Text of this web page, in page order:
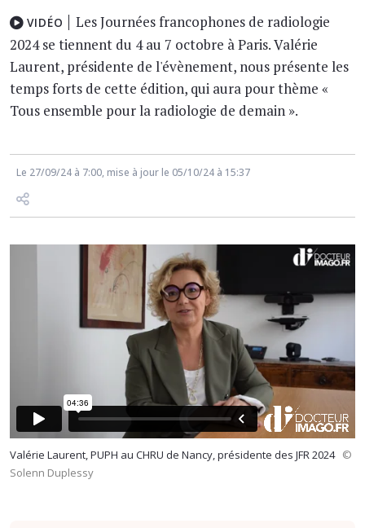
VIDÉO
Les Journées francophones de radiologie
2024 se tiennent du 4 au 7 octobre à Paris. Valérie
Laurent, présidente de l'évènement, nous présente les
temps forts de cette édition, qui aura pour thème «
Tous ensemble pour la radiologie de demain ».
Le 27/09/24 à 7:00, mise à jour le 05/10/24 à 15:37
Valérie Laurent, PUPH au CHRU de Nancy, présidente des JFR 2024 ©
Solenn Duplessy